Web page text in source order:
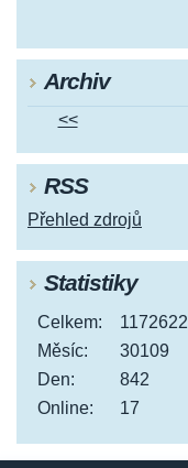
Archiv
<<
RSS
Přehled zdrojů
Statistiky
Online: 17
Celkem:
1172622
Měsíc:
30109
Den:
842